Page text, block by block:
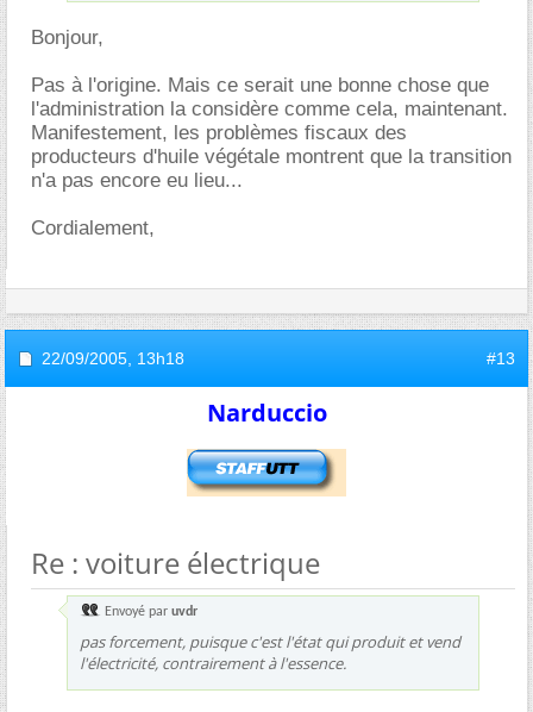
Bonjour,
Pas à l'origine. Mais ce serait une bonne chose que
l'administration la considère comme cela, maintenant.
Manifestement, les problèmes fiscaux des
producteurs d'huile végétale montrent que la transition
n'a pas encore eu lieu...
Cordialement,
22/09/2005, 13h18 #13
Narduccio
Re : voiture électrique
Envoyé par uvdr
pas forcement, puisque c'est l'état qui produit et vend
l'électricité, contrairement à l'essence.